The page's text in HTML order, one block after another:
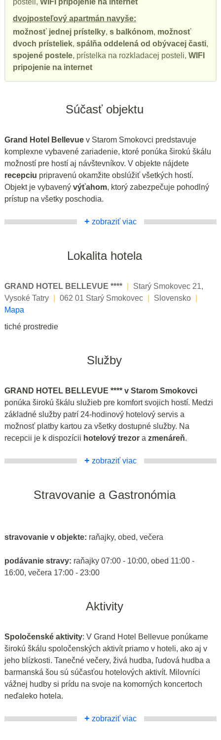
posteli, WIFI pripojenie na internet
dvojposteľový apartmán navyše:
možnosť jednej prístelky, s balkónom, možnosť
dvoch prísteliek, spálňa oddelená od obývacej časti,
spojené postele, prístelka na rozkladacej posteli, WIFI
pripojenie na internet
Súčasť objektu
Grand Hotel Bellevue v Starom Smokovci predstavuje
komplexne vybavené zariadenie, ktoré ponúka širokú škálu
možností pre hostí aj návštevníkov. V objekte nájdete
recepciu pripravenú okamžite obslúžiť všetkých hostí.
Objekt je vybavený výťahom, ktorý zabezpečuje pohodlný
prístup na všetky poschodia.
+ zobraziť viac
Lokalita hotela
GRAND HOTEL BELLEVUE ****
Starý Smokovec 21,
Vysoké Tatry
062 01 Starý Smokovec Slovensko
Mapa
tiché prostredie
Služby
GRAND HOTEL BELLEVUE **** v Starom Smokovci
ponúka širokú škálu služieb pre komfort svojich hostí. Medzi
základné služby patrí 24-hodinový hotelový servis a
možnosť platby kartou za všetky dostupné služby. Na
recepcii je k dispozícii hotelový trezor a zmenáreň.
+ zobraziť viac
Stravovanie a Gastronómia
stravovanie v objekte: raňajky, obed, večera
podávanie stravy: raňajky 07:00 - 10:00, obed 11:00 -
16:00, večera 17:00 - 23:00
Aktivity
Spoločenské aktivity: V Grand Hotel Bellevue ponúkame
širokú škálu spoločenských aktivít priamo v hoteli, ako aj v
jeho blízkosti. Tanečné večery, živá hudba, ľudová hudba a
barmanská šou sú súčasťou hotelových aktivít. Milovníci
vážnej hudby si prídu na svoje na komorných koncertoch
neďaleko hotela.
+ zobraziť viac